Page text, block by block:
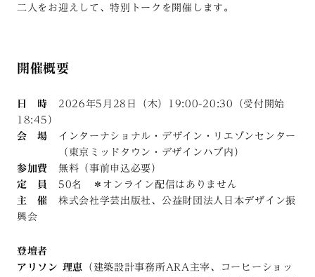
二人をお迎えして、特別トークを開催します。
開催概要
日 時 2026年5月28日（木）19:00-20:30（受付開始
18:45）
会 場 インターナショナル・デザイン・リエゾンセンター
（東京ミッドタウン・デザインハブ内）
参加費 無料（事前申込必要）
定 員
50名 ＊オンライン配信はありません
主 催 株式会社学芸出版社、公益財団法人日本デザイン振
興会
登壇者
アリソン 理恵
（建築設計事務所ARA主宰、コーヒーショッ